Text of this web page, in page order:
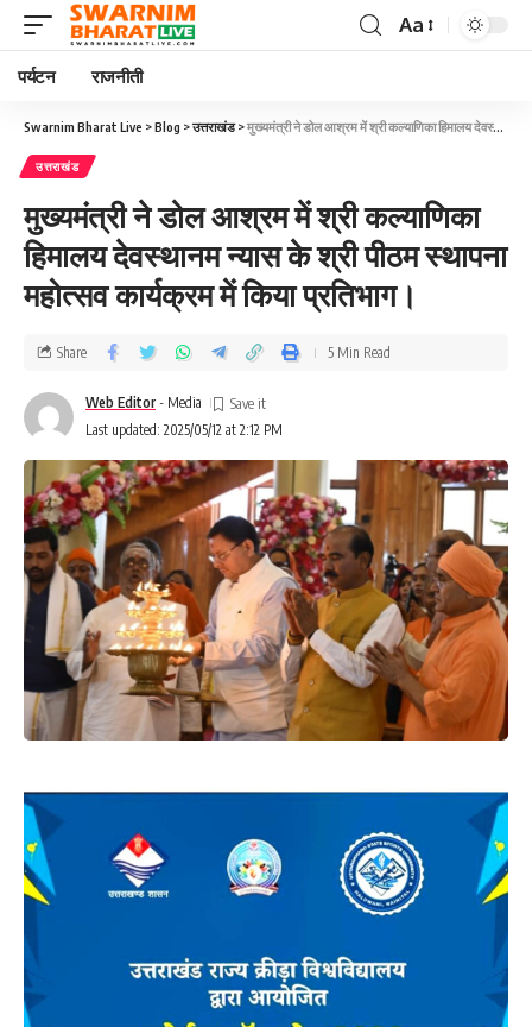
Aa
पर्यटन राजनीती
Swarnim Bharat Live >Blog >उत्तराखंड>मुख्यमंत्री ने डोल आश्रम में श्री कल्याणिका हिमालय देवस्थानम न्यास के श्री पीठम स्थापना महोत्सव कार्यक्रम में किया प्रतिभाग।
उत्तराखंड
मुख्यमंत्री ने डोल आश्रम में श्री कल्याणिका
हिमालय देवस्थानम न्यास के श्री पीठम स्थापना
महोत्सव कार्यक्रम में किया प्रतिभाग।
Last updated: 2025/05/12 at 2:12 PM
Web Editor - Media
Share 5 Min Read